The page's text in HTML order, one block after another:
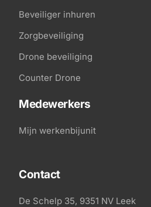
Beveiliger inhuren
Zorgbeveiliging
Drone beveiliging
Counter Drone
Medewerkers
Mijn werkenbijunit
Contact
De Schelp 35, 9351 NV Leek